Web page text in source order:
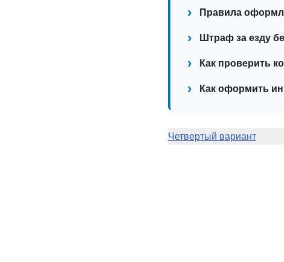
Правила
Штраф за езду
Как проверить
Как оформить
Четвертый вариант